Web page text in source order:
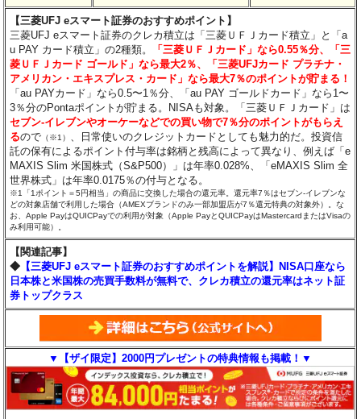
【三菱UFJ eスマート証券のおすすめポイント】
三菱UFJ eスマート証券のクレカ積立は「三菱ＵＦＪカード積立」と「a
u PAY カード積立」の2種類。
「三菱ＵＦＪカード」なら0.55％分、「三
菱ＵＦＪカード ゴールド」なら最大2％、「三菱UFJカード プラチナ・
アメリカン・エキスプレス・カード」なら最大7％のポイントが貯まる！
「au PAYカード」なら0.5〜1％分、「au PAY ゴールドカード」なら1〜
3％分のPontaポイントが貯まる。NISAも対象。「三菱ＵＦＪカード」は
セブン‐イレブンやオーケーなどでの買い物で7％分のポイントがもらえ
るので （※1）
、日常使いのクレジットカードとしても魅力的だ。投資信
託の保有によるポイント付与率は銘柄と残高によって異なり、例えば「e
MAXIS Slim 米国株式（S&P500）」は年率0.028%、「eMAXIS Slim 全
世界株式」は年率0.0175％の付与となる。
※1「1ポイント＝5円相当」の商品に交換した場合の還元率。還元率7％はセブン‐イレブンな
どの対象店舗で利用した場合（AMEXブランドのみ一部加盟店が7％還元特典の対象外）。な
お、Apple PayはQUICPayでの利用が対象（Apple PayとQUICPayはMastercardまたはVisaの
み利用可能）。
【関連記事】
◆ 【三菱UFJ eスマート証券のおすすめポイントを解説】NISA口座なら
日本株と米国株の売買手数料が無料で、クレカ積立の還元率はネット証
券トップクラス
▼【ザイ限定】2000円プレゼントの特典情報も掲載！▼